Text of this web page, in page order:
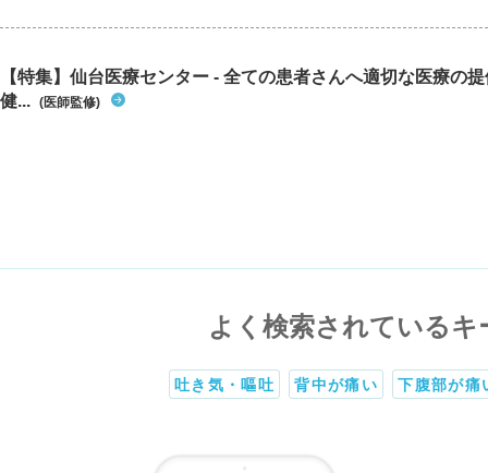
【特集】仙台医療センター - 全ての患者さんへ適切な医療の
健... (医師監修)
よく検索されているキ
吐き気・嘔吐 背中が痛い 下腹部が痛